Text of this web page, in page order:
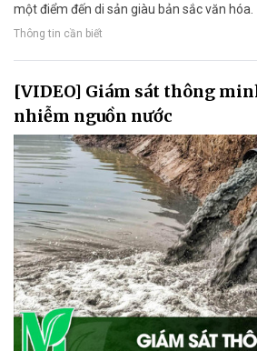
một điểm đến di sản giàu bản sắc văn hóa.
Thông tin cần biết
[VIDEO] Giám sát thông
nhiễm nguồn nước